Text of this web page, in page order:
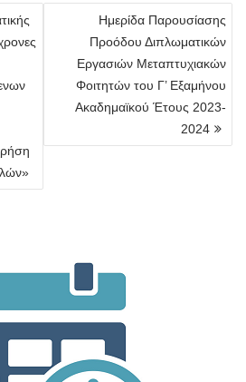
Ημερίδα Παρουσίασης
Προόδου Διπλωματικών
Εργασιών Μεταπτυχιακών
Φοιτητών του Γ’ Εξαμήνου
Ακαδημαϊκού Έτους 2023-
2024